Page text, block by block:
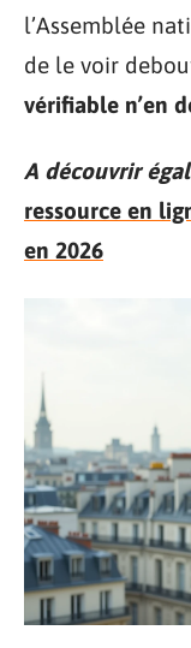
l’Assemblée
de le voir
vérifiable n’en
A découvrir
ressource en
en 2026